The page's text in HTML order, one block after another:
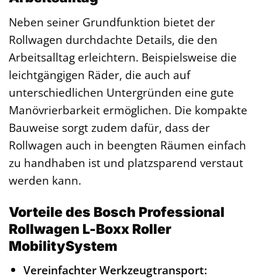
Neben seiner Grundfunktion bietet der
Rollwagen durchdachte Details, die den
Arbeitsalltag erleichtern. Beispielsweise die
leichtgängigen Räder, die auch auf
unterschiedlichen Untergründen eine gute
Manövrierbarkeit ermöglichen. Die kompakte
Bauweise sorgt zudem dafür, dass der
Rollwagen auch in beengten Räumen einfach
zu handhaben ist und platzsparend verstaut
werden kann.
Vorteile des Bosch Professional
Rollwagen L-Boxx Roller
MobilitySystem
Vereinfachter Werkzeugtransport: